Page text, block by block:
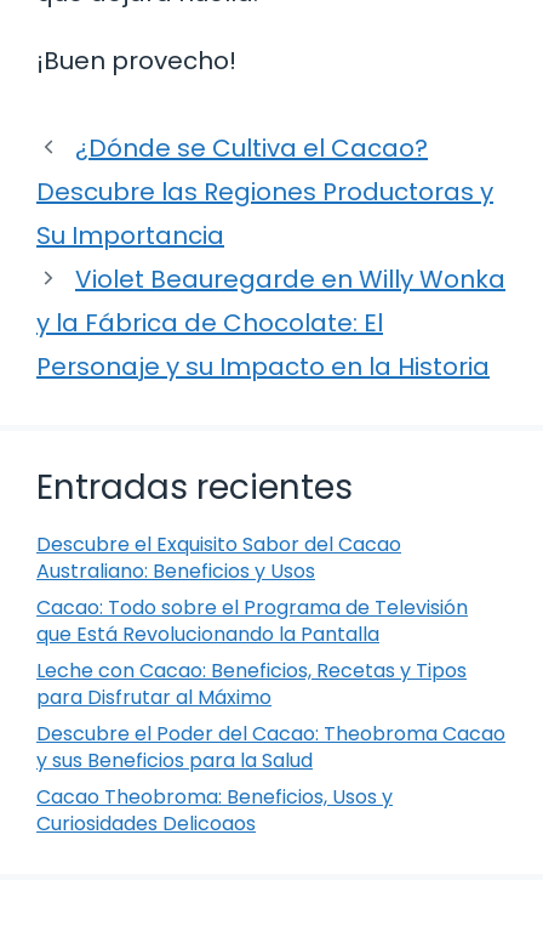
¡Buen provecho!
¿Dónde se Cultiva el Cacao?
Descubre las Regiones Productoras y
Su Importancia
Violet Beauregarde en Willy Wonka
y la Fábrica de Chocolate: El
Personaje y su Impacto en la Historia
Entradas recientes
Descubre el Exquisito Sabor del Cacao
Australiano: Beneficios y Usos
Cacao: Todo sobre el Programa de Televisión
que Está Revolucionando la Pantalla
Leche con Cacao: Beneficios, Recetas y Tipos
para Disfrutar al Máximo
Descubre el Poder del Cacao: Theobroma Cacao
y sus Beneficios para la Salud
Cacao Theobroma: Beneficios, Usos y
Curiosidades Delicoaos